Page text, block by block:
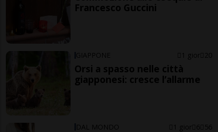
Francesco Guccini
GIAPPONE 1 gior 20
Orsi a spasso nelle città
giapponesi: cresce l’allarme
DAL MONDO 1 gior 6 56